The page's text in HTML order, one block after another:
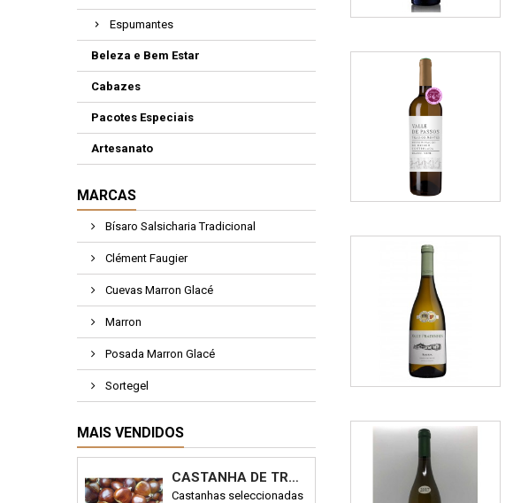
Espumantes
Beleza e Bem Estar
Cabazes
Pacotes Especiais
Artesanato
MARCAS
Bísaro Salsicharia Tradicional
Clément Faugier
Cuevas Marron Glacé
Marron
Posada Marron Glacé
Sortegel
MAIS VENDIDOS
CASTANHA DE TRÁS-OS-MONTES 1KG
Castanhas seleccionadas